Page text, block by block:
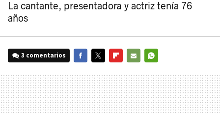
La cantante, presentadora y actriz tenía 76
años
3 comentarios
MAIL